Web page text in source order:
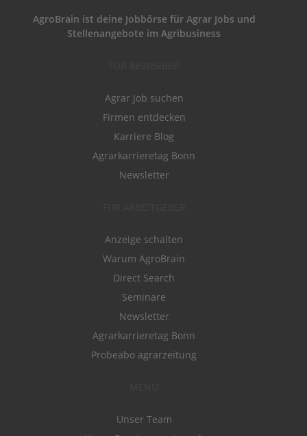
AgroBrain ist deine Jobbörse für Agrar Jobs und
Stellenangebote im Agribusiness
Agrar Job suchen
Firmen entdecken
Karriere Blog
Agrarkarrieretag Bonn
Newsletter
Anzeige schalten
Warum AgroBrain
Direct Search
Seminare
Newsletter
Agrarkarrieretag Bonn
Probeabo agrarzeitung
Unser Team